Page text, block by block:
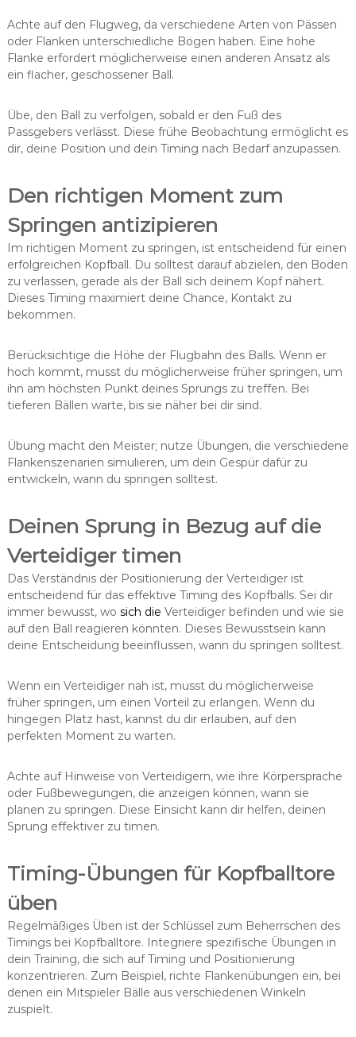
Achte auf den Flugweg, da verschiedene Arten von Pässen
oder Flanken unterschiedliche Bögen haben. Eine hohe
Flanke erfordert möglicherweise einen anderen Ansatz als
ein flacher, geschossener Ball.
Übe, den Ball zu verfolgen, sobald er den Fuß des
Passgebers verlässt. Diese frühe Beobachtung ermöglicht es
dir, deine Position und dein Timing nach Bedarf anzupassen.
Den richtigen Moment zum
Springen antizipieren
Im richtigen Moment zu springen, ist entscheidend für einen
erfolgreichen Kopfball. Du solltest darauf abzielen, den Boden
zu verlassen, gerade als der Ball sich deinem Kopf nähert.
Dieses Timing maximiert deine Chance, Kontakt zu
bekommen.
Berücksichtige die Höhe der Flugbahn des Balls. Wenn er
hoch kommt, musst du möglicherweise früher springen, um
ihn am höchsten Punkt deines Sprungs zu treffen. Bei
tieferen Bällen warte, bis sie näher bei dir sind.
Übung macht den Meister; nutze Übungen, die verschiedene
Flankenszenarien simulieren, um dein Gespür dafür zu
entwickeln, wann du springen solltest.
Deinen Sprung in Bezug auf die
Verteidiger timen
Das Verständnis der Positionierung der Verteidiger ist
entscheidend für das effektive Timing des Kopfballs. Sei dir
immer bewusst, wo sich die Verteidiger befinden und wie sie
auf den Ball reagieren könnten. Dieses Bewusstsein kann
deine Entscheidung beeinflussen, wann du springen solltest.
Wenn ein Verteidiger nah ist, musst du möglicherweise
früher springen, um einen Vorteil zu erlangen. Wenn du
hingegen Platz hast, kannst du dir erlauben, auf den
perfekten Moment zu warten.
Achte auf Hinweise von Verteidigern, wie ihre Körpersprache
oder Fußbewegungen, die anzeigen können, wann sie
planen zu springen. Diese Einsicht kann dir helfen, deinen
Sprung effektiver zu timen.
Timing-Übungen für Kopfballtore
üben
Regelmäßiges Üben ist der Schlüssel zum Beherrschen des
Timings bei Kopfballtore. Integriere spezifische Übungen in
dein Training, die sich auf Timing und Positionierung
konzentrieren. Zum Beispiel, richte Flankenübungen ein, bei
denen ein Mitspieler Bälle aus verschiedenen Winkeln
zuspielt.